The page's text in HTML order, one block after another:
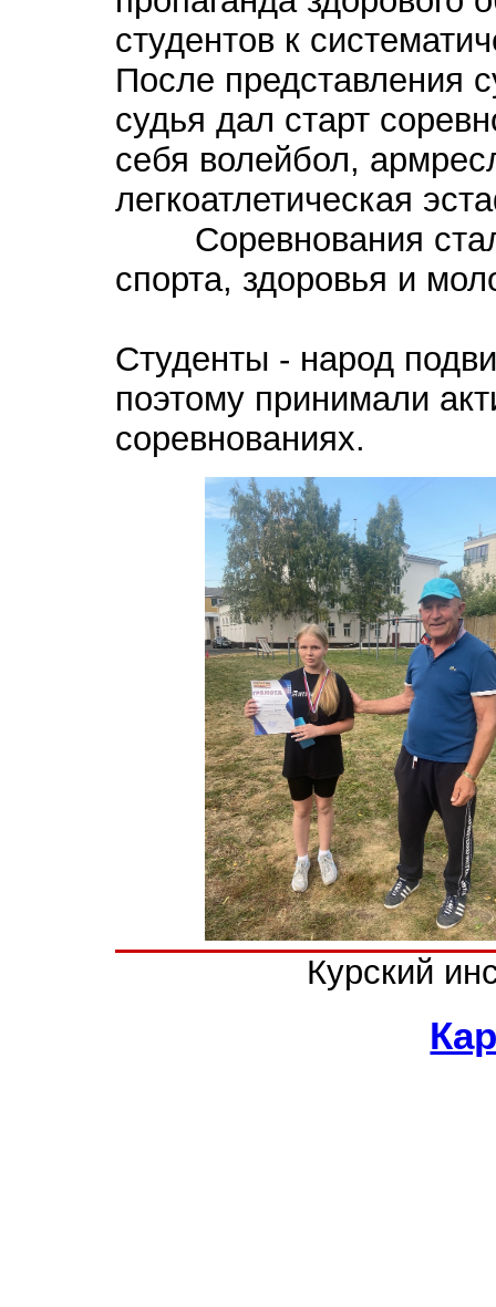
студентов к
После представления
судья дал старт
себя волейбол,
легкоатлетическая
Соревнования
спорта, здоровья и
Студенты - народ
поэтому принимали
соревнованиях.
Курский